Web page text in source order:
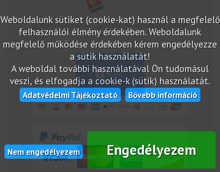
Weboldalunk sütiket (cookie-kat) használ a megfelelő
felhasználói élmény érdekében. Weboldalunk
megfelelő működése érdekében kérem engedélyezze
a sütik használatát!
A weboldal további használatával Ön tudomásul
veszi, és elfogadja a cookie-k (sütik) használatát.
Adatvédelmi Tájékoztató Bővebb információ
Nem engedélyezem Engedélyezem
marketplace partner